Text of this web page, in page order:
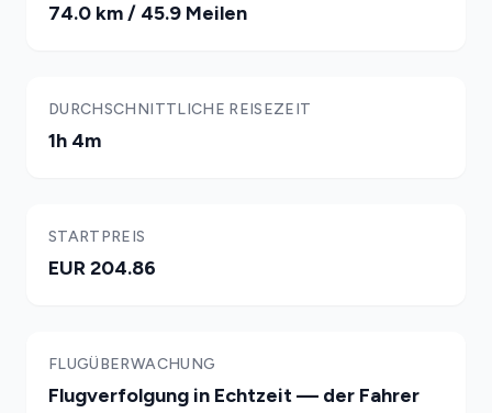
74.0 km / 45.9 Meilen
DURCHSCHNITTLICHE REISEZEIT
1h 4m
STARTPREIS
EUR 204.86
FLUGÜBERWACHUNG
Flugverfolgung in Echtzeit — der Fahrer